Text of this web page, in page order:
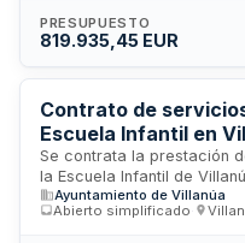
material existente en el
edificio, mobiliario y
devolución en perfectas
prestación.
PRESUPUESTO
819.935,45 EUR
Contrato de
Escuela Infantil en
escolar 2026-2027
Se contrata la prestación
la Escuela Infantil de
2027. El Ayuntamiento de
atender la necesidad de
Ayuntamiento de Villanúa
Abierto simplificado